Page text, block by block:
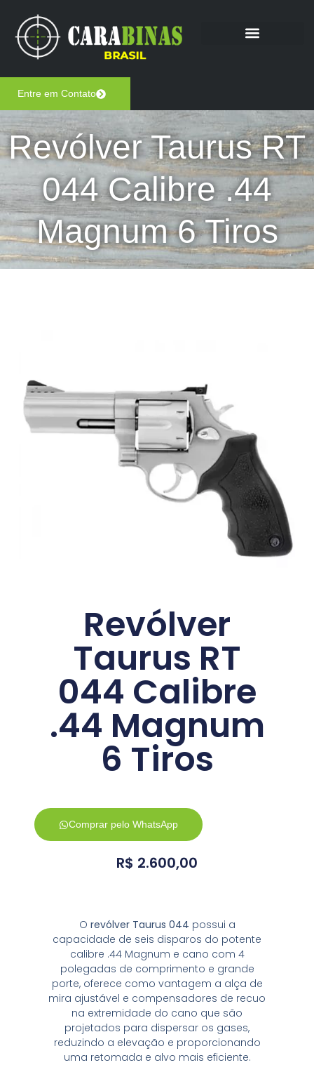
Entre em Contato
Revólver Taurus RT
044 Calibre .44
Magnum 6 Tiros
Revólver
Taurus RT
044 Calibre
.44 Magnum
6 Tiros
Comprar pelo WhatsApp
R$ 2.600,00
O revólver Taurus 044 possui a
capacidade de seis disparos do potente
calibre .44 Magnum e cano com 4
polegadas de comprimento e grande
porte, oferece como vantagem a alça de
mira ajustável e compensadores de recuo
na extremidade do cano que são
projetados para dispersar os gases,
reduzindo a elevação e proporcionando
uma retomada e alvo mais eficiente.